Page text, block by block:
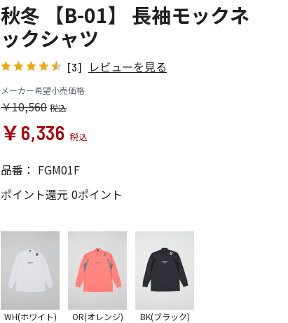
秋冬 【B-01】 長袖モックネ
ックシャツ
[3] レビューを見る
メーカー希望小売価格
￥10,560
￥6,336
品番： FGM01F
ポイント還元 0ポイント
WH(ホワイト) OR(オレンジ) BK(ブラック)